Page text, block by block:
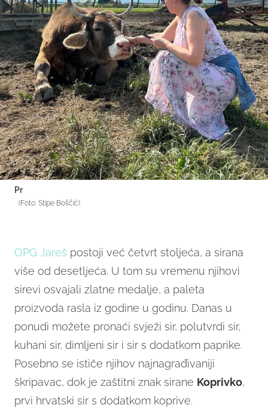
Pr
(Foto: Stipe Boščić)
OPG Jareš postoji već četvrt stoljeća, a sirana
više od desetljeća. U tom su vremenu njihovi
sirevi osvajali zlatne medalje, a paleta
proizvoda rasla iz godine u godinu. Danas u
ponudi možete pronaći svježi sir, polutvrdi sir,
kuhani sir, dimljeni sir i sir s dodatkom paprike.
Posebno se ističe njihov najnagrađivaniji
škripavac, dok je zaštitni znak sirane Koprivko,
prvi hrvatski sir s dodatkom koprive.